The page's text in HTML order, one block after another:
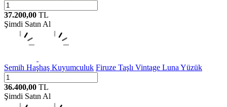
37.200,00 TL
Şimdi Satın Al
Semih Haşhaş Kuyumculuk Firuze Taşlı Vintage Luna Yüzük
36.400,00 TL
Şimdi Satın Al